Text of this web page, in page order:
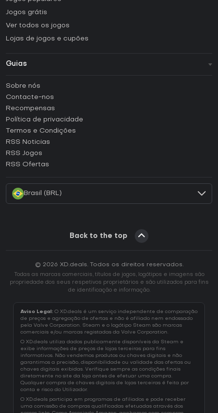
Jogos grátis
Ver todos os jogos
Lojas de jogos e cupões
Guias
Como ativar uma CD Key Steam?
Como ativar uma CD Key Epic Games?
Como ativar uma CD Key GOG?
Como ativar uma CD Key Ubisoft Connect?
Sobre nós
Contacte-nos
Recompensas
Política de privacidade
Termos e Condições
RSS Noticias
RSS Jogos
RSS Ofertas
Brasil (BRL)
Back to the top
© 2026 XD.deals. Todos os direitos reservados.
Todas as marcas comerciais, títulos de jogos, logótipos e imagens são
propriedade dos seus respetivos proprietários e são utilizados para fins
de identificação e informação.
Aviso Legal: O XD.deals é um serviço independente de comparação
de preços e agregação de ofertas e não é afiliado nem endossado
pela Valve Corporation. Steam e o logótipo Steam são marcas
comerciais e/ou marcas registadas da Valve Corporation.
O XD.deals utiliza dados publicamente disponíveis da Steam e
exibe informações de preços de lojas terceiras para fins
informativos. Não vendemos produtos ou chaves digitais e não
garantimos a precisão, disponibilidade ou validade das ofertas ou
chaves digitais exibidas. Verifique sempre as condições finais
diretamente no site da loja antes de efetuar uma compra.
Qualquer compra de chaves digitais de lojas terceiras é feita por
conta e risco do Utilizador.
O XD.deals participa em programas de afiliados e pode receber
uma comissão de compras qualificadas efetuadas através dos